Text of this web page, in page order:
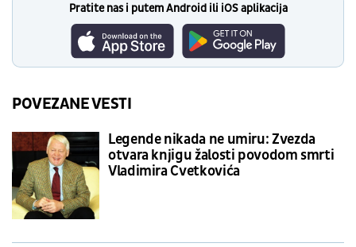
Pratite nas i putem Android ili iOS aplikacija
POVEZANE VESTI
Legende nikada ne umiru: Zvezda
otvara knjigu žalosti povodom smrti
Vladimira Cvetkovića